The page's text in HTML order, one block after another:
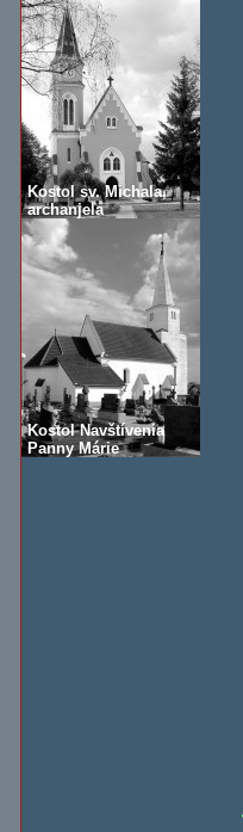
Kostol sv. Michala,
archanjela
Kostol Navštívenia
Panny Márie